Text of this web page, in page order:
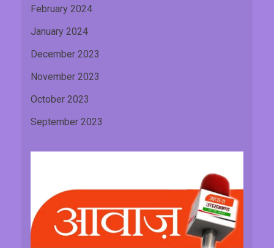
February 2024
January 2024
December 2023
November 2023
October 2023
September 2023